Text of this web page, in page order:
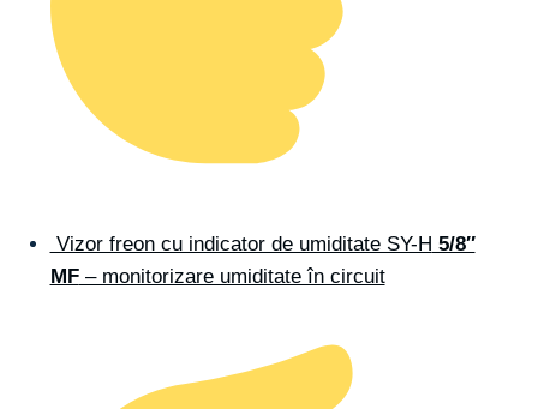
Vizor freon cu indicator de umiditate SY-H 5/8″
MF– monitorizare umiditate în circuit